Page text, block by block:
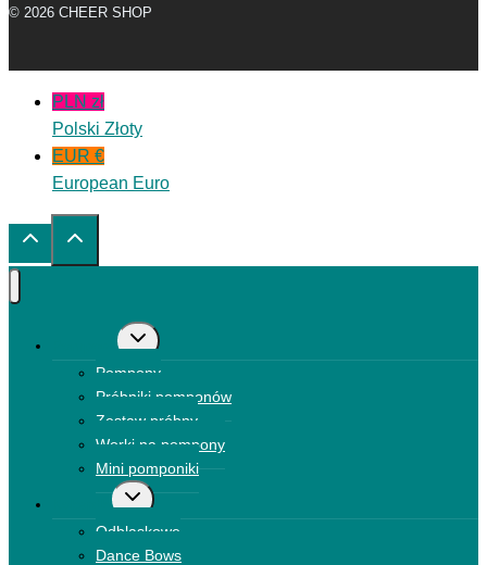
© 2026 CHEER SHOP
PLN zł
Polski Złoty
EUR €
European Euro
Przełącz
menu
podrzędne
Pompony
Próbniki pomponów
Zestaw próbny
Worki na pompony
Mini pomponiki
Przełącz
podrzędne
Odblaskowe
Dance Bows